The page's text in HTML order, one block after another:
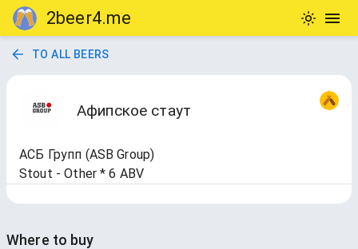
2beer4.me
TO ALL BEERS
Афипское стаут
АСБ Групп (ASB Group)
Stout - Other * 6 ABV
Where to buy